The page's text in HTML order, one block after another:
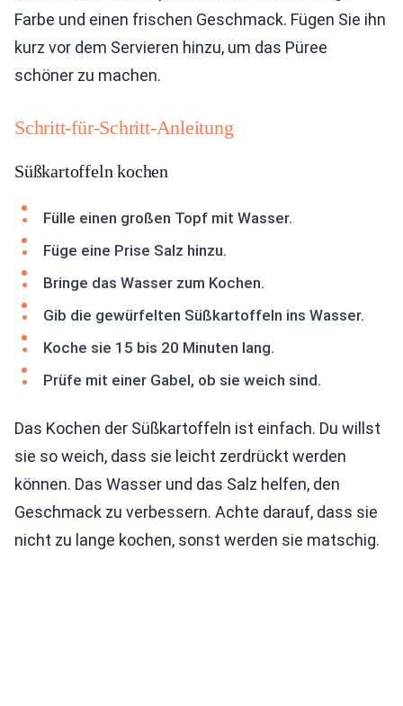
Farbe und einen frischen Geschmack. Fügen Sie ihn
kurz vor dem Servieren hinzu, um das Püree
schöner zu machen.
Schritt-für-Schritt-Anleitung
Süßkartoffeln kochen
Fülle einen großen Topf mit Wasser.
Füge eine Prise Salz hinzu.
Bringe das Wasser zum Kochen.
Gib die gewürfelten Süßkartoffeln ins Wasser.
Koche sie 15 bis 20 Minuten lang.
Prüfe mit einer Gabel, ob sie weich sind.
Das Kochen der Süßkartoffeln ist einfach. Du willst
sie so weich, dass sie leicht zerdrückt werden
können. Das Wasser und das Salz helfen, den
Geschmack zu verbessern. Achte darauf, dass sie
nicht zu lange kochen, sonst werden sie matschig.